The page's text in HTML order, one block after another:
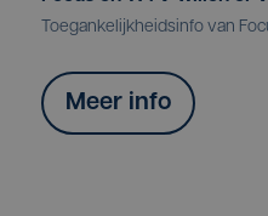
Toegankelijkheidsinfo van
Meer info